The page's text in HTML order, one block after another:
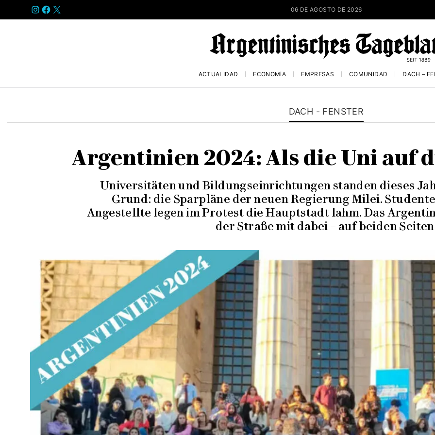
INSTAGRAM
FACEBOOK
X 06 DE AGOSTO DE 2026
ACTUALIDAD ECONOMÍA EMPRESAS COMUNIDAD DACH –
DACH - FENSTER
Argentinien 2024: Als die Uni auf
Universitäten und Bildungseinrichtungen standen dieses
Grund: die Sparpläne der neuen Regierung Milei.
Angestellte legen im Protest die Hauptstadt lahm. Das
der Straße mit dabei – auf beiden